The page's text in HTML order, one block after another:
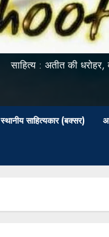
साहित्य : अतीत की धरोहर,
स्थानीय साहित्यकार (बक्सर)